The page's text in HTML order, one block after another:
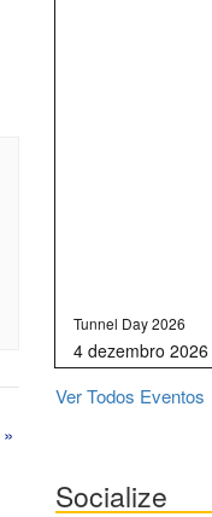
»
Tunnel Day 2026
Ver Todos Eventos
Socialize